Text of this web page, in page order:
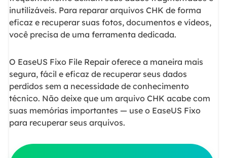
inutilizáveis. Para reparar arquivos CHK de forma
eficaz e recuperar suas fotos, documentos e vídeos,
você precisa de uma ferramenta dedicada.
O EaseUS Fixo File Repair oferece a maneira mais
segura, fácil e eficaz de recuperar seus dados
perdidos sem a necessidade de conhecimento
técnico. Não deixe que um arquivo CHK acabe com
suas memórias importantes — use o EaseUS Fixo
para recuperar seus arquivos.